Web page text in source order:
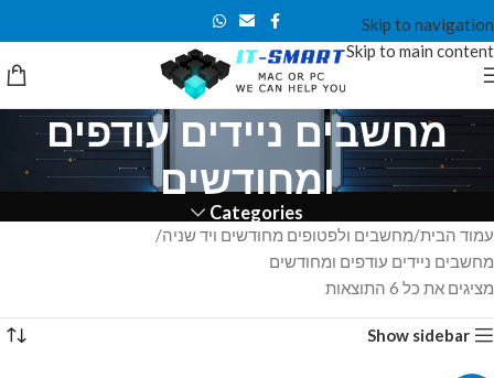
Skip to navigation
Skip to main content
מחשבים ניידים עודפים
ומחודשים
Categories
עמוד הבית מחשבים ולפטופים מחודשים ויד שניה
מחשבים ניידים עודפים ומחודשים
מציגים את כל ⁦6⁩ התוצאות
Show sidebar